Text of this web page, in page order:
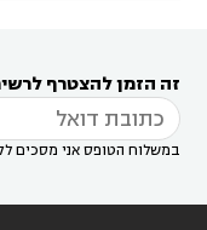
דין בשוהם 
זה הזמן להצטרף
במשלוח הטופס אני מסכים